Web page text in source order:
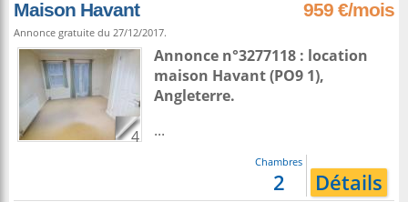
Maison Havant 959 €/mois
Annonce gratuite du 27/12/2017.
4
Annonce n°3277118 : location
maison Havant(PO9 1),
Angleterre.
...
Chambres
2 Détails